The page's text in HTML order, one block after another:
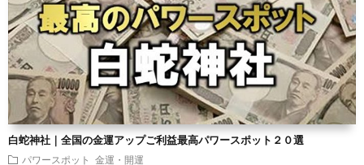
白蛇神社｜全国の金運アップご利益最高パワースポット２０選
パワースポット 金運・開運